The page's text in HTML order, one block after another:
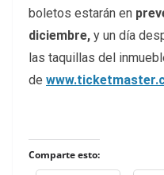
boletos estarán en
diciembre, y un día
las taquillas del
de
Comparte esto: